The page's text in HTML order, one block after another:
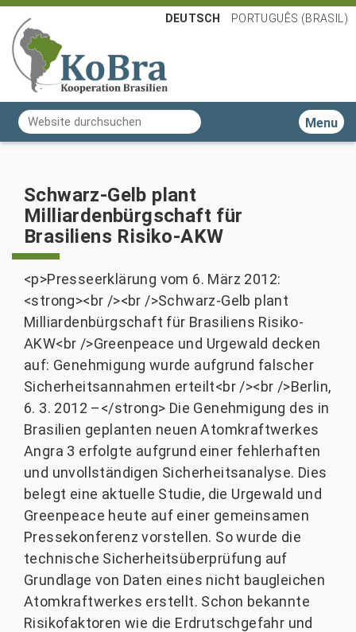
Website durchsuchen
Erweiterte Suche…
DEUTSCH PORTUGUÊS (BRASIL)
Toggle
Schwarz-Gelb plant
Milliardenbürgschaft für
Brasiliens Risiko-AKW
<p>Presseerklärung vom 6. März 2012:
<strong><br /><br />Schwarz-Gelb plant
Milliardenbürgschaft für Brasiliens Risiko-
AKW<br />Greenpeace und Urgewald decken
auf: Genehmigung wurde aufgrund falscher
Sicherheitsannahmen erteilt<br /><br />Berlin,
6. 3. 2012 –</strong> Die Genehmigung des in
Brasilien geplanten neuen Atomkraftwerkes
Angra 3 erfolgte aufgrund einer fehlerhaften
und unvollständigen Sicherheitsanalyse. Dies
belegt eine aktuelle Studie, die Urgewald und
Greenpeace heute auf einer gemeinsamen
Pressekonferenz vorstellen. So wurde die
technische Sicherheitsüberprüfung auf
Grundlage von Daten eines nicht baugleichen
Atomkraftwerkes erstellt. Schon bekannte
Risikofaktoren wie die Erdrutschgefahr und